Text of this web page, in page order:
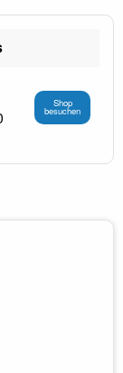
Shop
besuchen